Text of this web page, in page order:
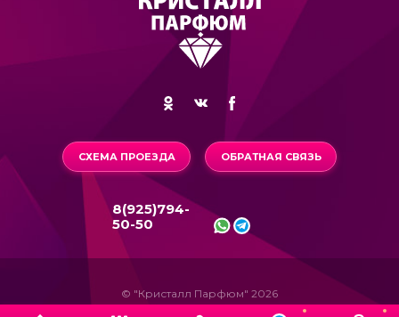
СХЕМА ПРОЕЗДА ОБРАТНАЯ СВЯЗЬ
8(925)794-
50-50
© "Кристалл Парфюм" 2026